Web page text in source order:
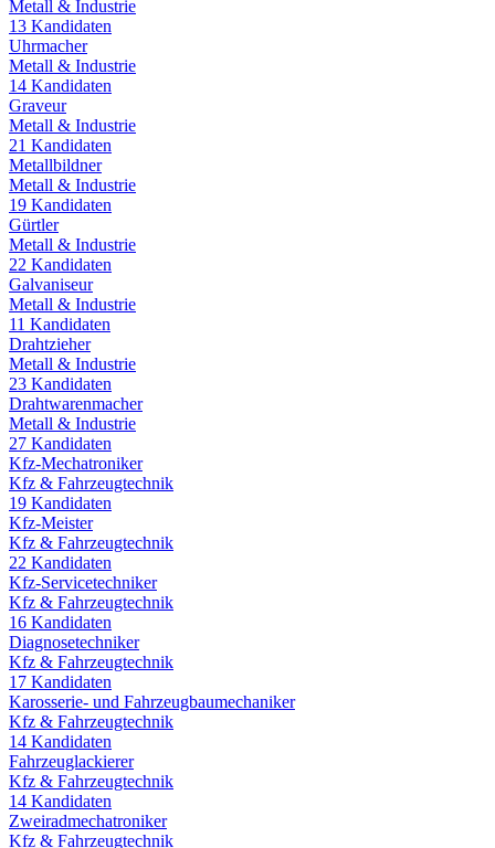
Metall & Industrie
13 Kandidaten
Uhrmacher
Metall & Industrie
14 Kandidaten
Graveur
Metall & Industrie
21 Kandidaten
Metallbildner
Metall & Industrie
19 Kandidaten
Gürtler
Metall & Industrie
22 Kandidaten
Galvaniseur
Metall & Industrie
11 Kandidaten
Drahtzieher
Metall & Industrie
23 Kandidaten
Drahtwarenmacher
Metall & Industrie
27 Kandidaten
Kfz-Mechatroniker
Kfz & Fahrzeugtechnik
19 Kandidaten
Kfz-Meister
Kfz & Fahrzeugtechnik
22 Kandidaten
Kfz-Servicetechniker
Kfz & Fahrzeugtechnik
16 Kandidaten
Diagnosetechniker
Kfz & Fahrzeugtechnik
17 Kandidaten
Karosserie- und Fahrzeugbaumechaniker
Kfz & Fahrzeugtechnik
14 Kandidaten
Fahrzeuglackierer
Kfz & Fahrzeugtechnik
14 Kandidaten
Zweiradmechatroniker
Kfz & Fahrzeugtechnik